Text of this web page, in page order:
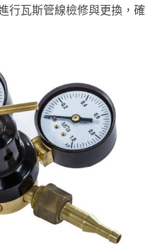
行瓦斯管線檢修與更換，確